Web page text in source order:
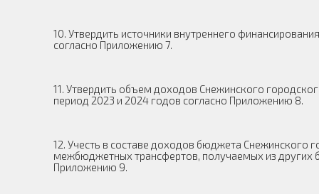
10. Утвердить источники внутреннего
согласно Приложению 7.
11. Утвердить объем доходов Снежинского
период 2023 и 2024 годов согласно Приложению 8.
12. Учесть в составе доходов бюджета Снежинского
межбюджетных трансфертов, получаемых из
Приложению 9.